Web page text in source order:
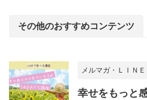
その他のおすすめコンテンツ
メルマガ・ＬＩＮＥ
幸せをもっと